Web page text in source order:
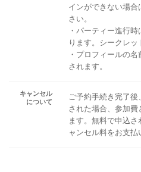
インができない場
さい。
・パーティー進行
ります。シークレッ
・プロフィールの
されます。
キャンセル
について
ご予約手続き完了
された場合、参加費
ます。無料で申込
ャンセル料をお支払